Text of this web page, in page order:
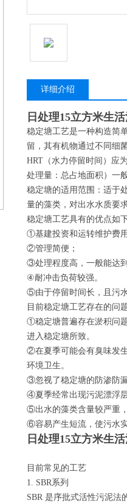
详细介绍
日处理15立方米生
稳定塘工艺是一种构造简
留，其有机物通过不同细
HRT（水力停留时间）应
处理量：总占地面积）一
稳定塘的适用范围：适于
量的藻类，对出水水质要
稳定塘工艺具有的优点如
①基建投资和运转维护费
②管理简便；
③处理程度高，一般能达
④耐冲击负荷较强。
⑤由于停留时间长，且污
目前稳定塘工艺存在的问
①稳定塘普遍存在淤积问
进入稳定塘所致。
②在夏季可能会有臭味发
环境卫生。
③忽视了稳定塘的防渗防
④夏季经常出现污泥漂浮
⑤出水的藻类含量较严重
⑥容易产生短流，使污水
日处理15立方米生
目前常见的工艺
1. SBR系列
SBR 是序批式活性污泥法